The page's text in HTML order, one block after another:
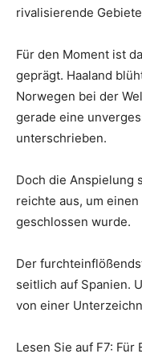
rivalisierende
Für den Moment ist
geprägt. Haaland
Norwegen bei der
gerade eine
unterschrieben.
Doch die Anspielung
reichte aus, um
geschlossen wurde.
Der
seitlich auf Spanien.
von einer
Lesen Sie auf F7: